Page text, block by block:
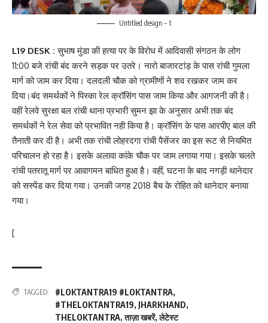
Untitled design – 1
L19 DESK :सुभाष मुंडा की हत्या पर के विरोध में आदिवासी संगठन के लोग
11:00 बजे रांची बंद करने सड़क पर उतरे। नारो बाजारटांड़ के पास रांची गुमला
मार्ग को जाम कर दिया। दलदली चौक को ग्रामीणों ने शव रखकर जाम कर
दिया।बंद समर्थकों ने पिस्का रेल क्रॉसिंग पास जाम किया और आगजनी की है।
वहीं रेलवे सुरक्षा बल रांची थाना प्रभारी सुमन झा के अनुसार अभी तक बंद
समर्थकों ने रेल सेवा को प्रभावित नही किया है। क्रॉसिंग के पास आरपीए बाल की
तैनाती कर दी है। अभी तक रांची लोहरदगा रांची पैसेंजर का इस रूट से नियमित
परिचालन हो रहा है। इसके अलावा कांके चौक पर जाम लगाया गया। इसके चलते
रांची पतरातू मार्ग पर आवागमन बाधित हुआ है। वहीं, घटना के बाद नगड़ी थानेदार
को सस्पेंड कर दिया गया। उनकी जगह 2018 बैच के रोहित को थानेदार बनाया
गया।
[
TAGGED: #LOKTANTRA19 #LOKTANTRA,
#THELOKTANTRA19, JHARKHAND,
THELOKTANTRA,ताज़ा खबरें,लेटेस्ट